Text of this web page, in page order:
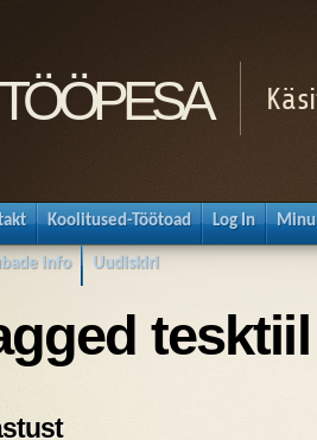
Koolitused-Töötoad Log In
info Uudiskiri
tesktiil